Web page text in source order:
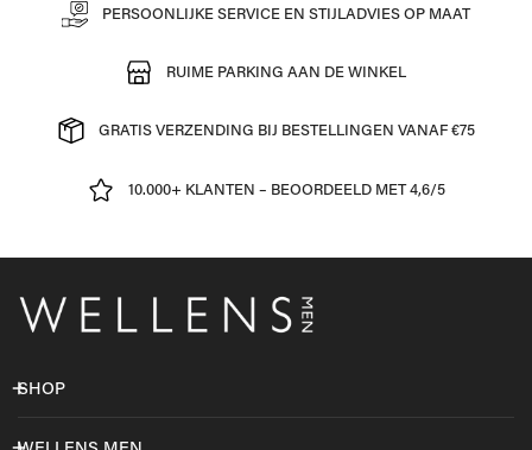
PERSOONLIJKE SERVICE EN STIJLADVIES OP MAAT
RUIME PARKING AAN DE WINKEL
GRATIS VERZENDING BIJ BESTELLINGEN VANAF €75
10.000+ KLANTEN – BEOORDEELD MET 4,6/5
SHOP